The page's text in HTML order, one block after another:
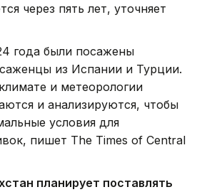
через пять лет, уточняет
года были посажены
из Испании и Турции.
и метеорологии
и анализируются, чтобы
условия для
пишет The Times of Central
планирует поставлять